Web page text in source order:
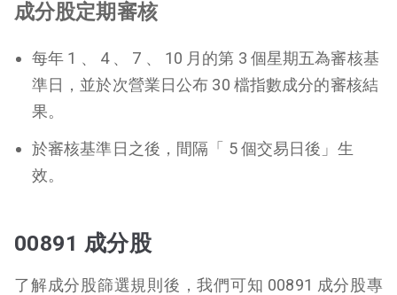
成分股定期審核
每年 1 、 4 、 7 、 10 月的第 3 個星期五為審核基
準日，並於次營業日公布 30 檔指數成分的審核結
果。
於審核基準日之後，間隔「 5 個交易日後」生
效。
00891 成分股
了解成分股篩選規則後，我們可知 00891 成分股專